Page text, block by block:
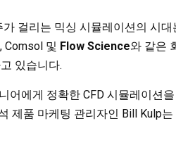
걸리는 믹싱 시뮬레이션의 시대
Comsol 및 Flow Science와 같은
있습니다.
어에게 정확한 CFD 시뮬레이션
제품 마케팅 관리자인 Bill Kulp는